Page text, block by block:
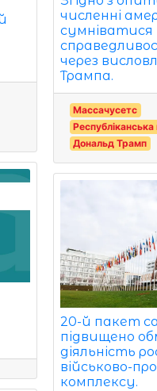
численні
сумніватися
через
Трампа.
Массачусетс
Дональд Трамп
20-й пакет
підвищено
діяльність
військово-
комплексу.